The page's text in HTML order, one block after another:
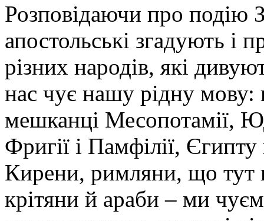
Розповідаючи про подію
апостольські згадують і
різних народів, які
нас чує нашу рідну мову:
мешканці Месопотамії,
Фригії і Памфілії,
Кирени, римляни, що тут
крітяни й араби – ми